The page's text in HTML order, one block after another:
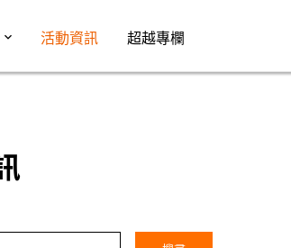
活動資訊 超越專欄